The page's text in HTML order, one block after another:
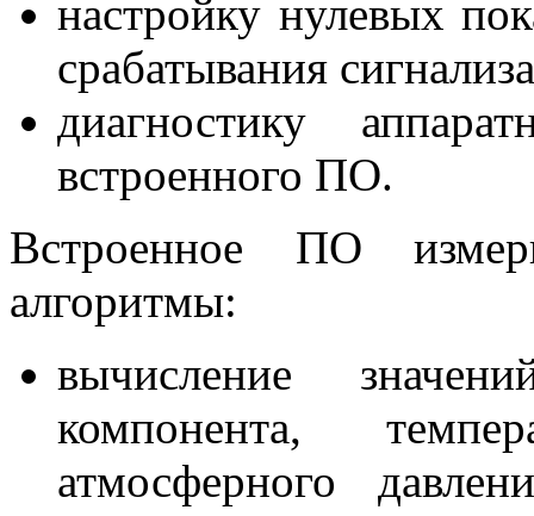
настройку нулевых
срабатывания
диагностику
встроенного ПО.
Встроенное ПО
алгоритмы:
вычисление
компонента,
атмосферного